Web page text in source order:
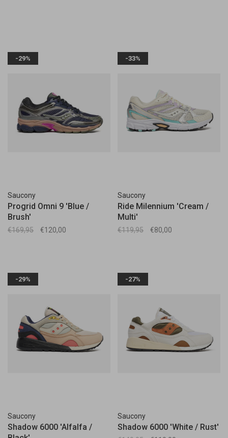
-29%
Saucony
Progrid Omni 9 'Blue /
Brush'
€169,95 €120,00
-33%
Saucony
Ride Milennium 'Cream /
Multi'
€119,95 €80,00
-29%
Saucony
Shadow 6000 'Alfalfa /
-27%
Saucony
Shadow 6000 'White / Rust'